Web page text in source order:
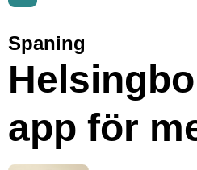
Spaning
app för